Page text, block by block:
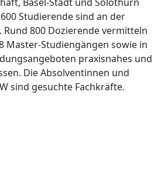
Studierende sind an der
800 Dozierende vermitteln
Master-Studiengängen sowie in
praxisnahes und
Die Absolventinnen und
sind gesuchte Fachkräfte.